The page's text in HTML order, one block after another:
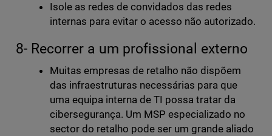
Isole as redes de convidados das redes
internas para evitar o acesso não autorizado.
8- Recorrer a um profissional externo
Muitas empresas de retalho não dispõem
das infraestruturas necessárias para que
uma equipa interna de TI possa tratar da
cibersegurança. Um MSP especializado no
sector do retalho pode ser um grande aliado